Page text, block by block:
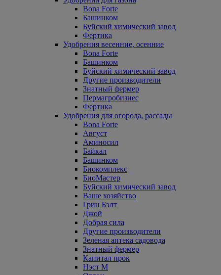
Bona Forte
Башинком
Буйский химический завод
Фертика
Удобрения весенние, осенние
Bona Forte
Башинком
Буйский химический завод
Другие производители
Знатный фермер
Пермагробизнес
Фертика
Удобрения для огорода, рассады
Bona Forte
Август
Аминосил
Байкал
Башинком
Биокомплекс
БиоМастер
Буйский химический завод
Ваше хозяйство
Грин Бэлт
Джой
Добрая сила
Другие производители
Зеленая аптека садовода
Знатный фермер
Капитал прок
Нэст М